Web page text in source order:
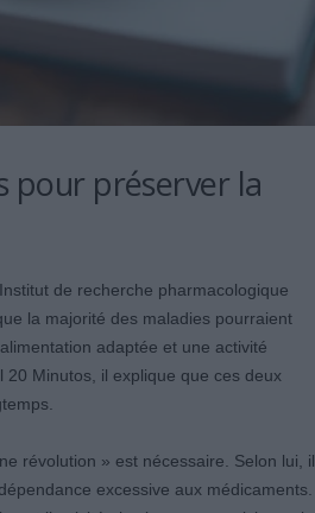
pour préserver la
de recherche pharmacologique
la majorité des maladies pourraient
adaptée et une activité
Minutos, il explique que ces deux
révolution » est nécessaire. Selon lui, il
excessive aux médicaments.